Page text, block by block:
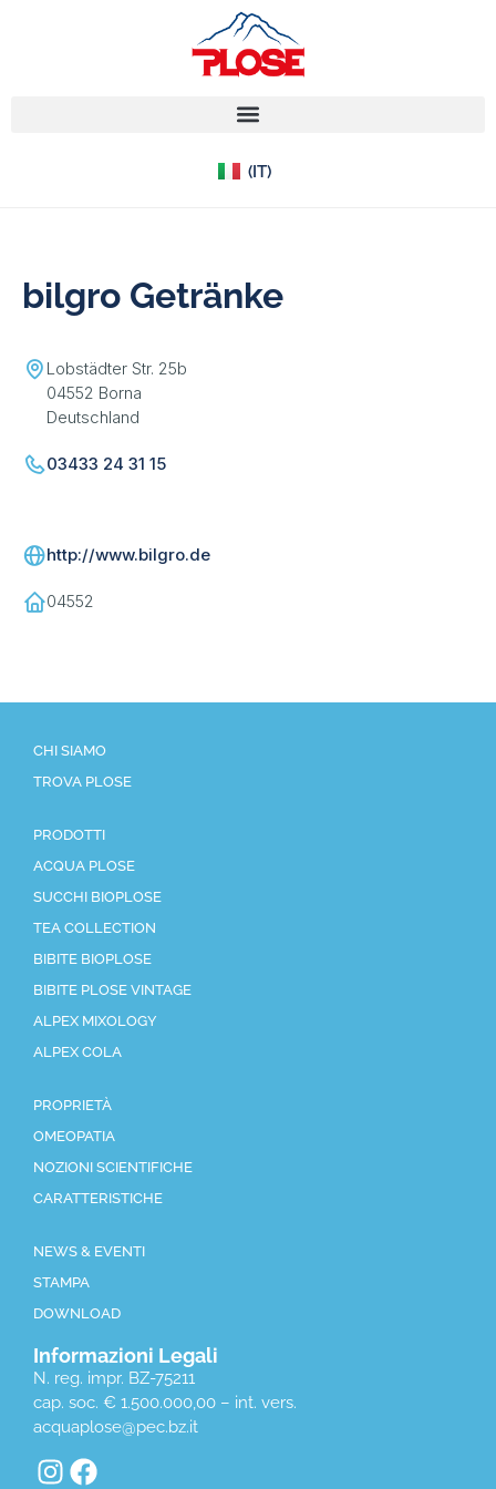
(IT)
(EN)
(DE)
bilgro Getränke
Lobstädter Str. 25b
04552 Borna
Deutschland
03433 24 31 15
http://www.bilgro.de
04552
CHI SIAMO
TROVA PLOSE
PRODOTTI
ACQUA PLOSE
SUCCHI BIOPLOSE
TEA COLLECTION
BIBITE BIOPLOSE
BIBITE PLOSE VINTAGE
ALPEX MIXOLOGY
ALPEX COLA
PROPRIETÀ
OMEOPATIA
NOZIONI SCIENTIFICHE
CARATTERISTICHE
NEWS & EVENTI
STAMPA
DOWNLOAD
Informazioni Legali
N. reg. impr. BZ-75211
cap. soc. € 1.500.000,00 – int. vers.
acquaplose@pec.bz.it